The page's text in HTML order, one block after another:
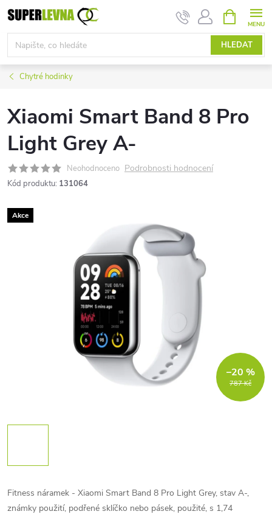
Přejít
na
obsah
HLEDAT
NÁKUPNÍ
KOŠÍK
Chytré hodinky
Xiaomi Smart Band 8 Pro
Light Grey A-
Neohodnoceno Podrobnosti hodnocení
Kód produktu: 131064
Akce
787 Kč
–20 %
Fitness náramek - Xiaomi Smart Band 8 Pro Light Grey, stav A-,
známky použití, podřené sklíčko nebo pásek, použité, s 1,74